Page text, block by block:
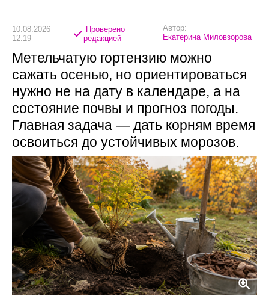
10.08.2026
12:19
Проверено
редакцией
Автор:
Екатерина Миловзорова
Метельчатую гортензию можно
сажать осенью, но ориентироваться
нужно не на дату в календаре, а на
состояние почвы и прогноз погоды.
Главная задача — дать корням время
освоиться до устойчивых морозов.